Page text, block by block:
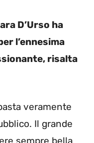
D’Urso ha
l’ennesima
risalta
veramente
Il grande